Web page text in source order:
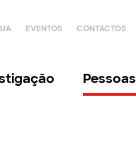
EVENTOS CONTACTOS
Pessoas